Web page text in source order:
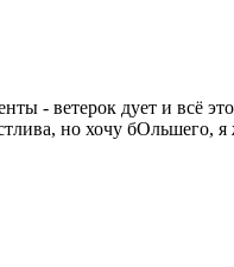
- ветерок дует и всё
но хочу бОльшего,